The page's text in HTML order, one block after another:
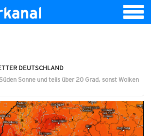
DEUTSCHLAND
Sonne und teils über 20 Grad, sonst Wolken